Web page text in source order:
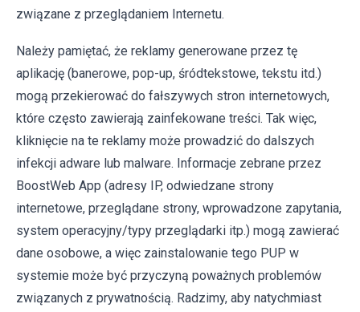
związane z przeglądaniem Internetu.
Należy pamiętać, że reklamy generowane przez tę
aplikację (banerowe, pop-up, śródtekstowe, tekstu itd.)
mogą przekierować do fałszywych stron internetowych,
które często zawierają zainfekowane treści. Tak więc,
kliknięcie na te reklamy może prowadzić do dalszych
infekcji adware lub malware. Informacje zebrane przez
BoostWeb App (adresy IP, odwiedzane strony
internetowe, przeglądane strony, wprowadzone zapytania,
system operacyjny/typy przeglądarki itp.) mogą zawierać
dane osobowe, a więc zainstalowanie tego PUP w
systemie może być przyczyną poważnych problemów
związanych z prywatnością. Radzimy, aby natychmiast